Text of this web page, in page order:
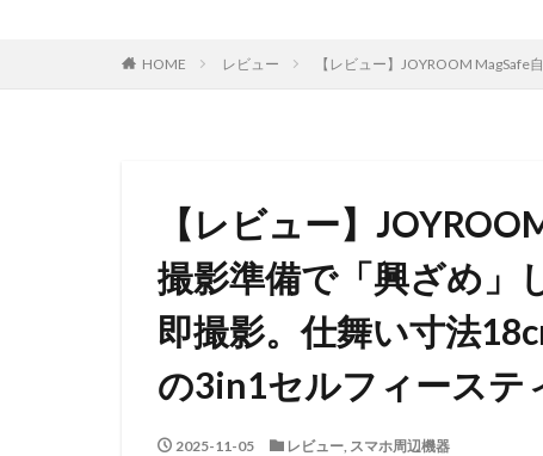
HOME レビュー 【レビュー】JOYROOM
【レビュー】
撮影準備で「興ざめ」
即撮影。仕舞い寸法
の3in1セルフィーステ
2025-11-05 レビュー, スマホ周辺機器